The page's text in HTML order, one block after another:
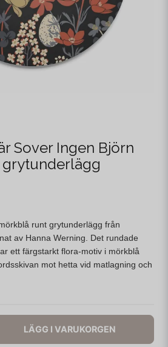
Sover Ingen Björn
runt grytunderlägg från
av Hanna Werning. Det rundade
ett färgstarkt flora-motiv i mörkblå
mot hetta vid matlagning och
LÄGG I VARUKORGEN